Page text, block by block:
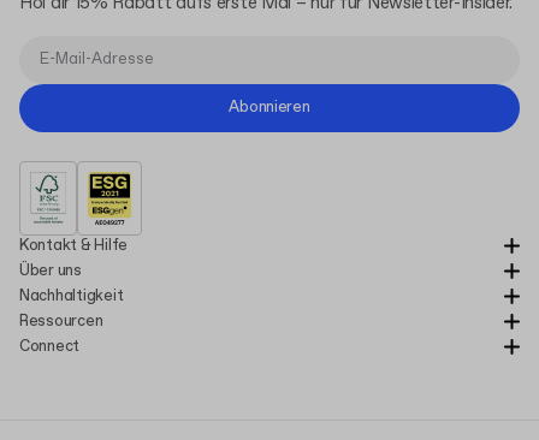
Kontakt & Hilfe
Über uns
Nachhaltigkeit
Ressourcen
Connect
Abonnieren